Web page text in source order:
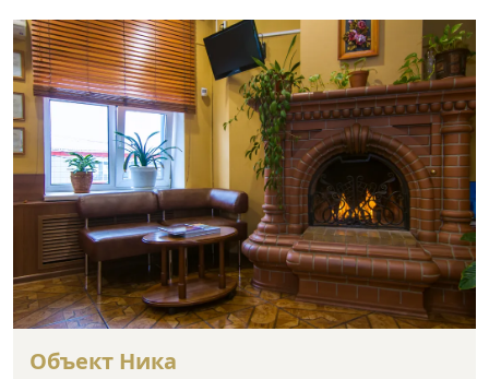
Объект Ника